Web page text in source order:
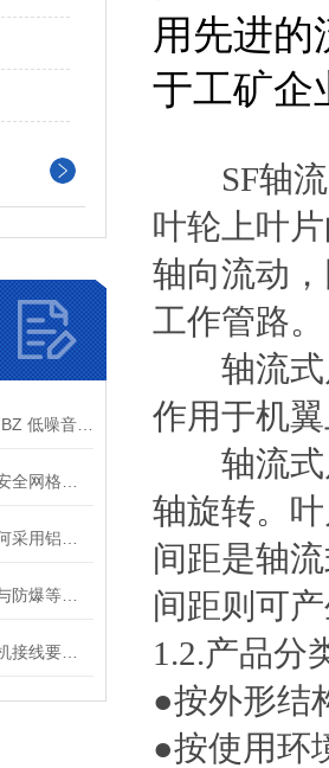
用先进
于工矿企
SF轴流
叶轮上叶
轴向流动
工作管路。
轴流式风
作用于机
轴流式风
轴旋转。
间距是轴
间距则可
1.2.产品分
●按外形结
●按使用环